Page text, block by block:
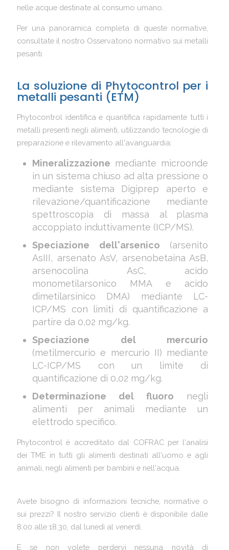
nelle acque destinate al consumo umano.
Per una panoramica completa di queste normative,
consultate il nostro Osservatorio normativo sui metalli
pesanti.
La soluzione di Phytocontrol per i
metalli pesanti (ETM)
Phytocontrol identifica e quantifica rapidamente tutti i
metalli presenti negli alimenti, utilizzando tecnologie di
preparazione e rilevamento all'avanguardia:
Mineralizzazione mediante microonde
in un sistema chiuso ad alta pressione o
mediante sistema Digiprep aperto e
rilevazione/quantificazione mediante
spettroscopia di massa al plasma
accoppiato induttivamente (ICP/MS).
Speciazione dell'arsenico (arsenito
AsIII, arsenato AsV, arsenobetaina AsB,
arsenocolina AsC, acido
monometilarsonico MMA e acido
dimetilarsinico DMA) mediante LC-
ICP/MS con limiti di quantificazione a
partire da 0,02 mg/kg.
Speciazione del mercurio
(metilmercurio e mercurio II) mediante
LC-ICP/MS con un limite di
quantificazione di 0,02 mg/kg.
Determinazione del fluoro negli
alimenti per animali mediante un
elettrodo specifico.
Phytocontrol è accreditato dal COFRAC per l'analisi
dei TME in tutti gli alimenti destinati all'uomo e agli
animali, negli alimenti per bambini e nell'acqua.
Avete bisogno di informazioni tecniche, normative o
sui prezzi? Il nostro servizio clienti è disponibile dalle
8.00 alle 18.30, dal lunedì al venerdì.
E se non volete perdervi nessuna novità di